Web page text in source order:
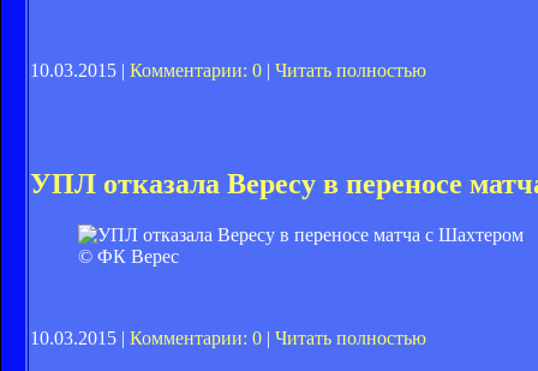
10.03.2015 | Комментарии: 0 | Читать полностью
УПЛ отказала Вересу в переносе
© ФК Верес
10.03.2015 | Комментарии: 0 | Читать полностью